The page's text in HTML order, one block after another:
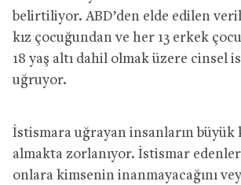
belirtiliyor. ABD’den elde edilen
kız çocuğundan ve her 13 erkek
18 yaş altı dahil olmak üzere cinsel
uğruyor.
İstismara uğrayan insanların büyük
almakta zorlanıyor. İstismar
onlara kimsenin inanmayacağını